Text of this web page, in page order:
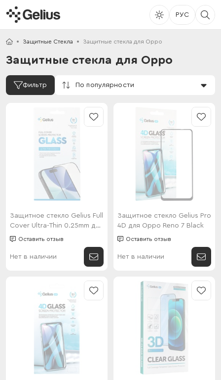
РУС
Защитные Стекла Защитные стекла для Oppo
Защитные стекла для Oppo
Фильтр По популярности
Защитное стекло Gelius Full
Cover Ultra-Thin 0.25mm для
Motorola G67/G77/G87/Poco
X8 Pro Max 5G/Infinix Note
60/Note 60 Pro 5G/Note 60
Ultra/Oppo K15 Pro+ 5G
Оставить отзыв
Нет в наличии
Защитное стекло Gelius Pro
4D для Oppo Reno 7 Black
Оставить отзыв
Нет в наличии